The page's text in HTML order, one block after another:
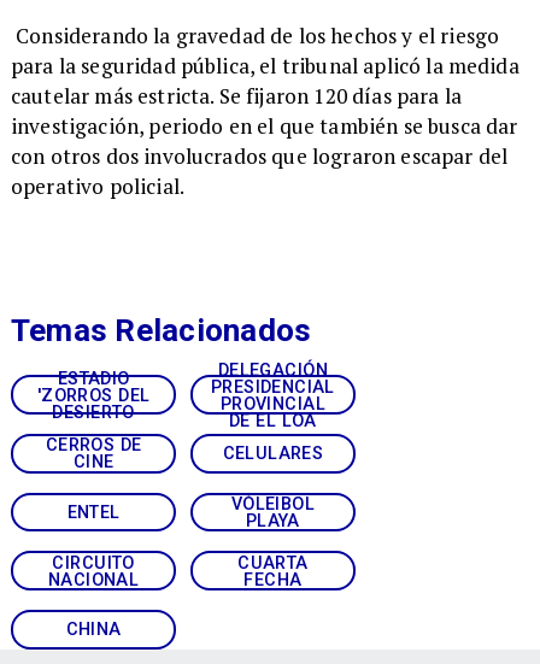
Considerando la gravedad de los hechos y el riesgo
para la seguridad pública, el tribunal aplicó la medida
cautelar más estricta. Se fijaron 120 días para la
investigación, periodo en el que también se busca dar
con otros dos involucrados que lograron escapar del
operativo policial.
ESTADIO
'ZORROS DEL
DESIERTO
DELEGACIÓN
PRESIDENCIAL
PROVINCIAL
DE EL LOA
CERROS DE
CINE
CELULARES
ENTEL
VÓLEIBOL
PLAYA
CIRCUITO
NACIONAL
CUARTA
FECHA
CHINA
Temas Relacionados